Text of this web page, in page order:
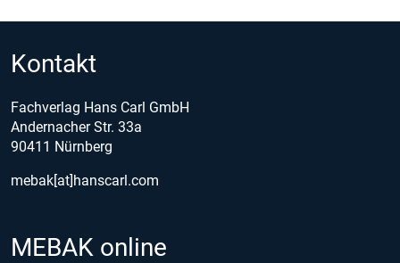
Kontakt
Fachverlag Hans Carl GmbH
Andernacher Str. 33a
90411 Nürnberg
mebak[at]hanscarl.com
MEBAK online